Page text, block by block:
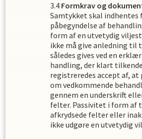
Formkrav og
Samtykket skal indhentes
påbegyndelse af
form af en utvetydig
ikke må give anledning til
således gives ved en
handling, der klart
registreredes accept af,
om vedkommende
gennem en underskrift
felter. Passivitet i form af
afkrydsede felter eller
ikke udgøre en utvetydig